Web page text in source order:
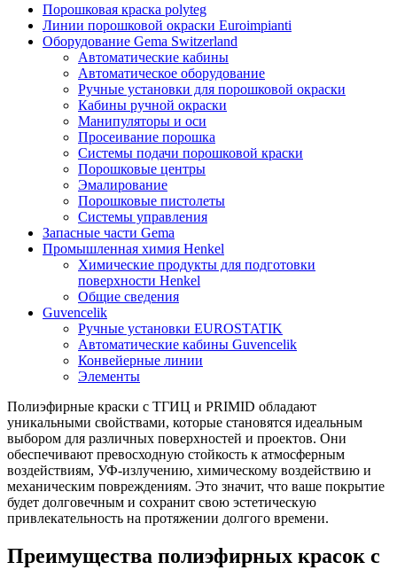
Порошковая краска polyteg
Линии порошковой окраски Euroimpianti
Оборудование Gema Switzerland
Автоматические кабины
Автоматическое оборудование
Ручные установки для порошковой окраски
Кабины ручной окраски
Манипуляторы и оси
Просеивание порошка
Системы подачи порошковой краски
Порошковые центры
Эмалирование
Порошковые пистолеты
Системы управления
Запасные части Gema
Промышленная химия Henkel
Химические продукты для подготовки
поверхности Henkel
Общие сведения
Guvencelik
Ручные установки EUROSTATIK
Автоматические кабины Guvencelik
Конвейерные линии
Элементы
Полиэфирные краски с ТГИЦ и PRIMID обладают
уникальными свойствами, которые становятся идеальным
выбором для различных поверхностей и проектов. Они
обеспечивают превосходную стойкость к атмосферным
воздействиям, УФ-излучению, химическому воздействию и
механическим повреждениям. Это значит, что ваше покрытие
будет долговечным и сохранит свою эстетическую
привлекательность на протяжении долгого времени.
Преимущества полиэфирных красок с